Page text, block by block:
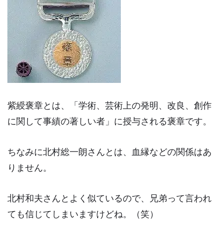
紫綬褒章とは、「学術、芸術上の発明、改良、創作
に関して事績の著しい者」に授与される褒章です。
ちなみに北村総一朗さんとは、血縁などの関係はあ
りません。
北村和夫さんとよく似ているので、兄弟って言われ
ても信じてしまいますけどね。（笑）